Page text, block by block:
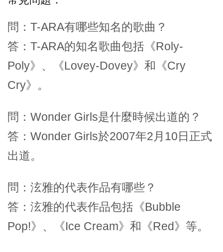
問：T-ARA有哪些知名的歌曲？
答：T-ARA的知名歌曲包括《Roly-
Poly》、《Lovey-Dovey》和《Cry
Cry》。
問：Wonder Girls是什麼時候出道的？
答：Wonder Girls於2007年2月10日正式
出道。
問：泫雅的代表作品有哪些？
答：泫雅的代表作品包括《Bubble
Pop!》、《Ice Cream》和《Red》等。